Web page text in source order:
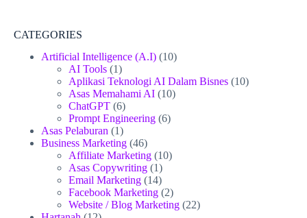
CATEGORIES
Artificial Intelligence (A.I) (10)
AI Tools (1)
Aplikasi Teknologi AI Dalam Bisnes (10)
Asas Memahami AI (10)
ChatGPT (6)
Prompt Engineering (6)
Asas Pelaburan (1)
Business Marketing (46)
Affiliate Marketing (10)
Asas Copywriting (1)
Email Marketing (14)
Facebook Marketing (2)
Website / Blog Marketing (22)